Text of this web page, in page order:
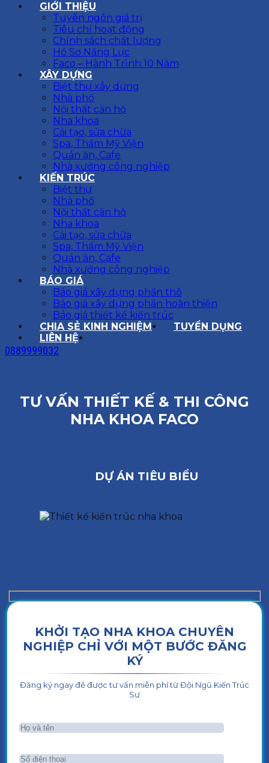
GIỚI THIỆU
Tuyên ngôn giá trị
Tiêu chí hoạt động
Chính sách chất lượng
Hồ Sơ Năng Lực
Faco – Hành Trình 10 Năm
XÂY DỰNG
Biệt thự xây dựng
Nhà phố
Nội thất căn hộ
Nha khoa
Cải tạo, sửa chữa
Spa, Thẩm Mỹ Viện
Quán ăn, Cafe
Nhà xưởng công nghiệp
KIẾN TRÚC
Biệt thự
Nhà phố
Nội thất căn hộ
Nha khoa
Cải tạo, sửa chữa
Spa, Thẩm Mỹ Viện
Quán ăn, Cafe
Nhà xưởng công nghiệp
BÁO GIÁ
Báo giá xây dựng phần thô
Báo giá xây dựng phần hoàn thiện
Báo giá thiết kế kiến trúc
CHIA SẺ KINH NGHIỆM
TUYỂN DỤNG
LIÊN HỆ
0889999032
TƯ VẤN THIẾT KẾ & THI CÔNG
NHA KHOA FACO
DỰ ÁN TIÊU BIỂU
KHỞI TẠO NHA KHOA CHUYÊN
NGHIỆP CHỈ VỚI MỘT BƯỚC ĐĂNG
KÝ
Đăng ký ngay để được tư vấn miễn phí từ Đội Ngũ Kiến Trúc
Sư